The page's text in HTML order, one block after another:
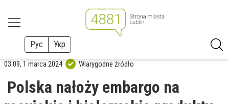
Рус Укр
03:09, 1 marca 2024 Wiarygodne źródło
Polska nałoży embargo na